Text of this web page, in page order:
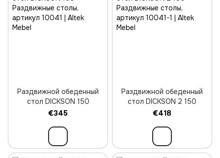
Раздвижной обеденный
стол DICKSON 150
€345
Раздвижной обеденный
стол DICKSON 2 150
€418